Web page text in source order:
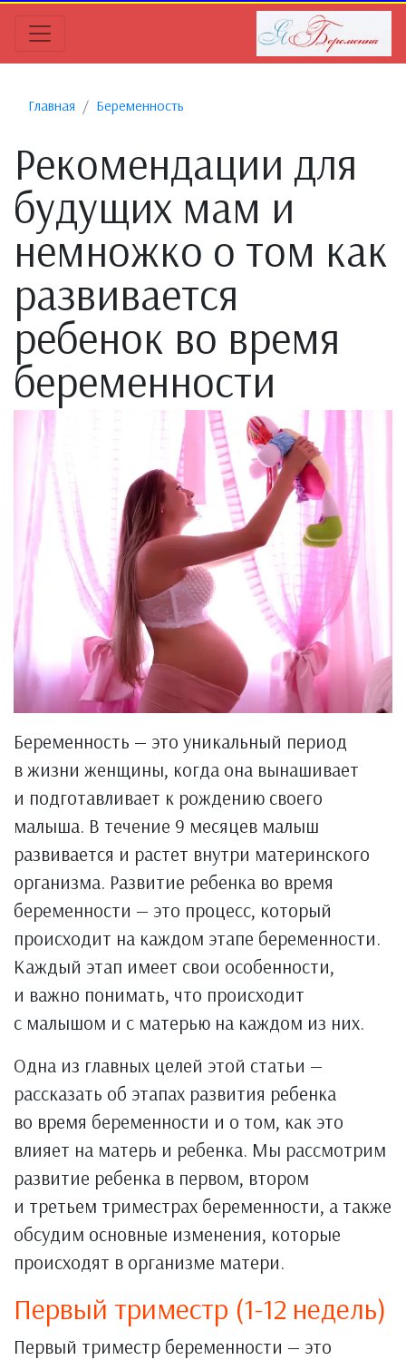
Главная Беременность
Рекомендации для
будущих мам и
немножко о том как
развивается
ребенок во время
беременности
Беременность — это уникальный период
в жизни женщины, когда она вынашивает
и подготавливает к рождению своего
малыша. В течение 9 месяцев малыш
развивается и растет внутри материнского
организма. Развитие ребенка во время
беременности — это процесс, который
происходит на каждом этапе беременности.
Каждый этап имеет свои особенности,
и важно понимать, что происходит
с малышом и с матерью на каждом из них.
Одна из главных целей этой статьи —
рассказать об этапах развития ребенка
во время беременности и о том, как это
влияет на матерь и ребенка. Мы рассмотрим
развитие ребенка в первом, втором
и третьем триместрах беременности, а также
обсудим основные изменения, которые
происходят в организме матери.
Первый триместр (1-12 недель)
Первый триместр беременности — это